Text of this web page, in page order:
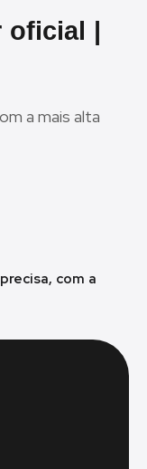
|
a mais alta
com a